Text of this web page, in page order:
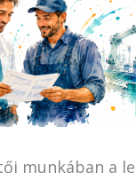
munkában a